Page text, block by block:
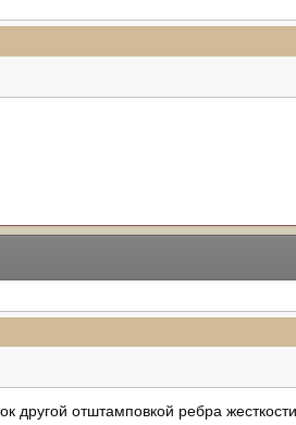
отштамповкой ребра